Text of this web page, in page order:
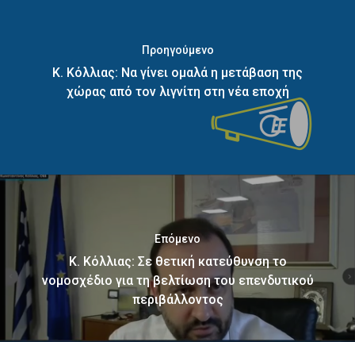
Προηγούμενο
Κ. Κόλλιας: Να γίνει ομαλά η μετάβαση της
χώρας από τον λιγνίτη στη νέα εποχή
Επόμενο
Κ. Κόλλιας: Σε θετική κατεύθυνση το
νομοσχέδιο για τη βελτίωση του επενδυτικού
περιβάλλοντος